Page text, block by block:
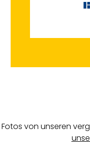
Fotos von unseren